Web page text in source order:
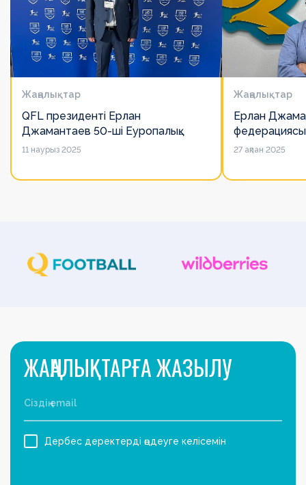
Жаңалықтар
QFL президенті Ерлан
Джамантаев 50-ші Еуропалық
лигалар Бас ассамблеясына
11 наурыз 2025
Жаңалықтар
Ерлан
есімін
27 ақпан 2025
ЖАҢАЛЫҚТАРҒА ЖАЗЫЛУ
Дербес деректерді өңдеуге келісемін